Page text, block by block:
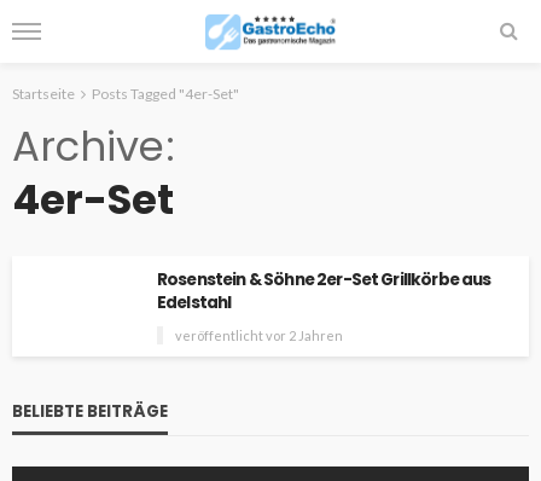
Startseite Posts Tagged "4er-Set"
Archive
4er-Set
Rosenstein & Söhne 2er-Set Grillkörbe aus
Edelstahl
veröffentlicht vor 2 Jahren
BELIEBTE BEITRÄGE